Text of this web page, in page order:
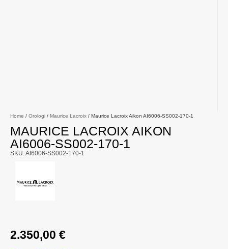
Home / Orologi / Maurice Lacroix / Maurice Lacroix Aikon AI6006-SS002-170-1
MAURICE LACROIX AIKON
AI6006-SS002-170-1
SKU: AI6006-SS002-170-1
2.350,00 €